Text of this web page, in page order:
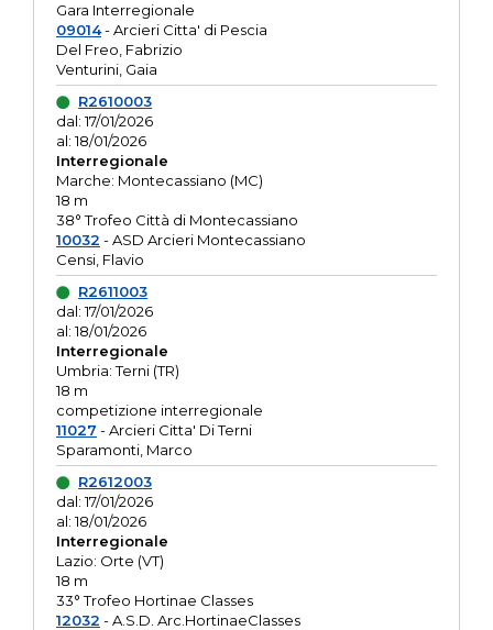
Gara Interregionale
09014- Arcieri Citta' di Pescia
Del Freo, Fabrizio
Venturini, Gaia
R2610003
dal: 17/01/2026
al: 18/01/2026
Interregionale
Marche: Montecassiano (MC)
18 m
38° Trofeo Città di Montecassiano
10032 - ASD Arcieri Montecassiano
Censi, Flavio
R2611003
dal: 17/01/2026
al: 18/01/2026
Interregionale
Umbria: Terni (TR)
18 m
competizione interregionale
11027 - Arcieri Citta' Di Terni
Sparamonti, Marco
R2612003
dal: 17/01/2026
al: 18/01/2026
Interregionale
Lazio: Orte (VT)
18 m
33° Trofeo Hortinae Classes
12032 - A.S.D. Arc.HortinaeClasses